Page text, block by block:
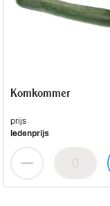
Komkommer
prijs
ledenprijs